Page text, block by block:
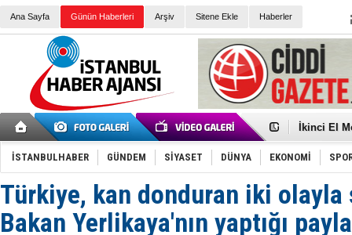
Ana Sayfa Günün Haberleri Arşiv Sitene Ekle Haberler
Düşük
İkinci El
Guguk
Sneaker
Erkek
Tommy
Yeri
Ceza
Kayyum
Ankara
İSTANBULHABER GÜNDEM SİYASET DÜNYA EKONOMİ
Türkiye, kan donduran iki olayla
Bakan Yerlikaya'nın yaptığı